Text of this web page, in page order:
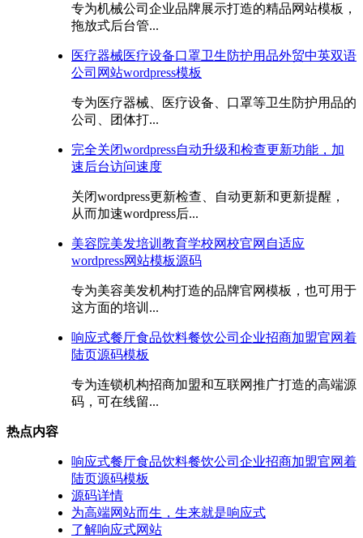
专为机械公司企业品牌展示打造的精品网站模板，
拖放式后台管...
医疗器械医疗设备口罩卫生防护用品外贸中英双语
公司网站wordpress模板
专为医疗器械、医疗设备、口罩等卫生防护用品的
公司、团体打...
完全关闭wordpress自动升级和检查更新功能，加
速后台访问速度
关闭wordpress更新检查、自动更新和更新提醒，
从而加速wordpress后...
美容院美发培训教育学校网校官网自适应
wordpress网站模板源码
专为美容美发机构打造的品牌官网模板，也可用于
这方面的培训...
响应式餐厅食品饮料餐饮公司企业招商加盟官网着
陆页源码模板
专为连锁机构招商加盟和互联网推广打造的高端源
码，可在线留...
热点内容
响应式餐厅食品饮料餐饮公司企业招商加盟官网着
陆页源码模板
源码详情
为高端网站而生，生来就是响应式
了解响应式网站